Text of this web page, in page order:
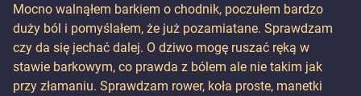
Mocno walnąłem barkiem o chodnik, poczułem bardzo
duży ból i pomyślałem, że już pozamiatane. Sprawdzam
czy da się jechać dalej. O dziwo mogę ruszać ręką w
stawie barkowym, co prawda z bólem ale nie takim jak
przy złamaniu. Sprawdzam rower, koła proste, manetki